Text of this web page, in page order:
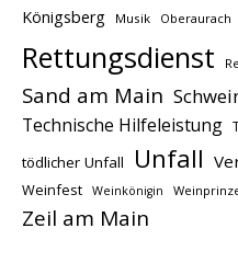
Königsberg Musik Oberaurach
Rettungsdienst
Sand am Main
Technische Hilfeleistung
tödlicher Unfall Unfall
Weinfest Weinkönigin
Zeil am Main